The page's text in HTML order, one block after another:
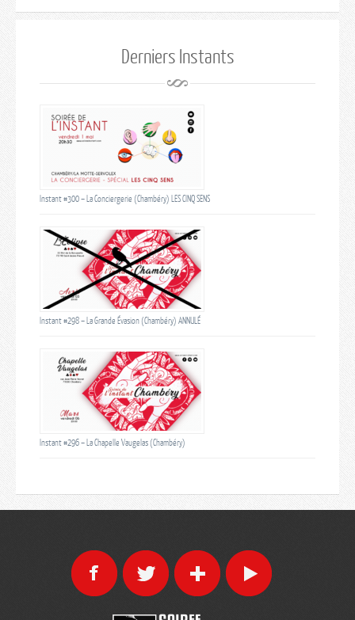
Derniers Instants
Instant #300 – La Conciergerie (Chambéry) LES CINQ SENS
Instant #298 – La Grande Évasion (Chambéry) ANNULÉ
Instant #296 – La Chapelle Vaugelas (Chambéry)